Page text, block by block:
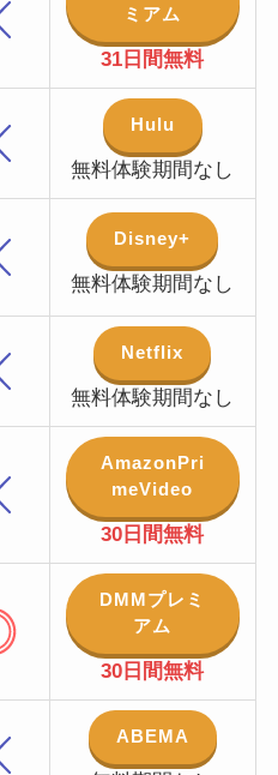
ミアム
31日間無料
Hulu
無料体験期間なし
Disney+
無料体験期間なし
Netflix
無料体験期間なし
AmazonPri
meVideo
30日間無料
DMMプレミ
アム
30日間無料
ABEMA